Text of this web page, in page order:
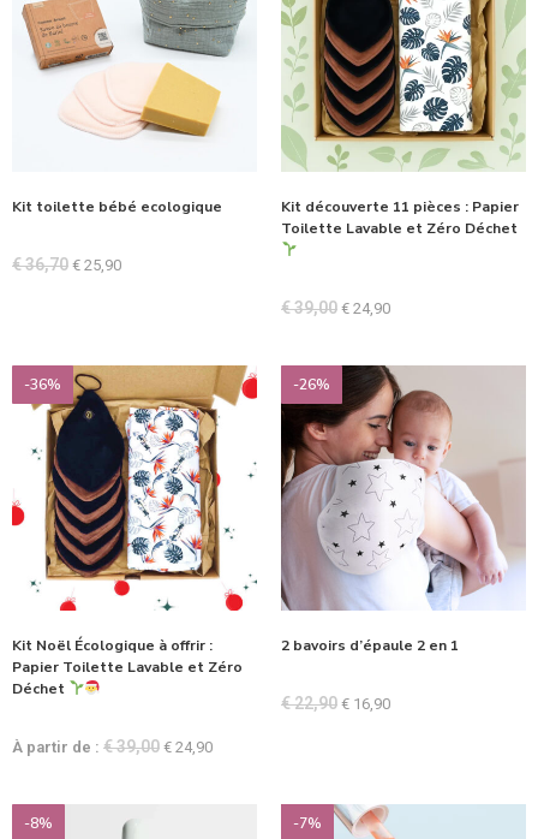
Kit toilette bébé ecologique
€36,70 € 25,90
Kit découverte 11 pièces : Papier
Toilette Lavable et Zéro Déchet
€39,00 € 24,90
-36%
Kit Noël Écologique à offrir :
Papier Toilette Lavable et Zéro
Déchet
À partir de : €39,00 € 24,90
-26%
2 bavoirs d’épaule 2 en 1
€22,90 € 16,90
-8% -7%